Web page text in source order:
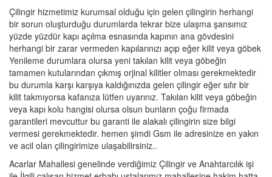
Çilingir hizmetimiz kurumsal olduğu için gelen çilingirin herhangi
bir sorun oluşturduğu durumlarda tekrar bize ulaşma şansımız
yüzde yüzdür kapı açılma esnasında kapının ana gövdesini
herhangi bir zarar vermeden kapılarınızı açıp eğer kilit veya göbek
Yenileme durumlara olursa yeni takılan kilit veya göbeğin
tamamen kutularından çıkmış orjinal kilitler olması gerekmektedir
bu durumla karşı karşıya kaldığınızda gelen çilingir eğer sıfır bir
kilit takmıyorsa kafanıza lütfen uyarınız. Takılan kilit veya göbeğin
veya kapı kolu hangisi olursa olsun bunların çoğu firmada
garantileri mevcuttur bu garanti ile alakalı çilingirin size bilgi
vermesi gerekmektedir. hemen şimdi Gsm ile adresinize en yakın
ve acil olan çilingirimize ulaşabilirsiniz..
Acarlar Mahallesi genelinde verdiğimiz Çilingir ve Anahtarcılık işi